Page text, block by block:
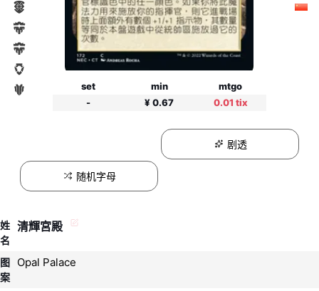
set min
mtgo
-
¥ 0.67 0.01 tix
剧透
随机字母
姓
名
清輝宮殿
图
案
Opal Palace